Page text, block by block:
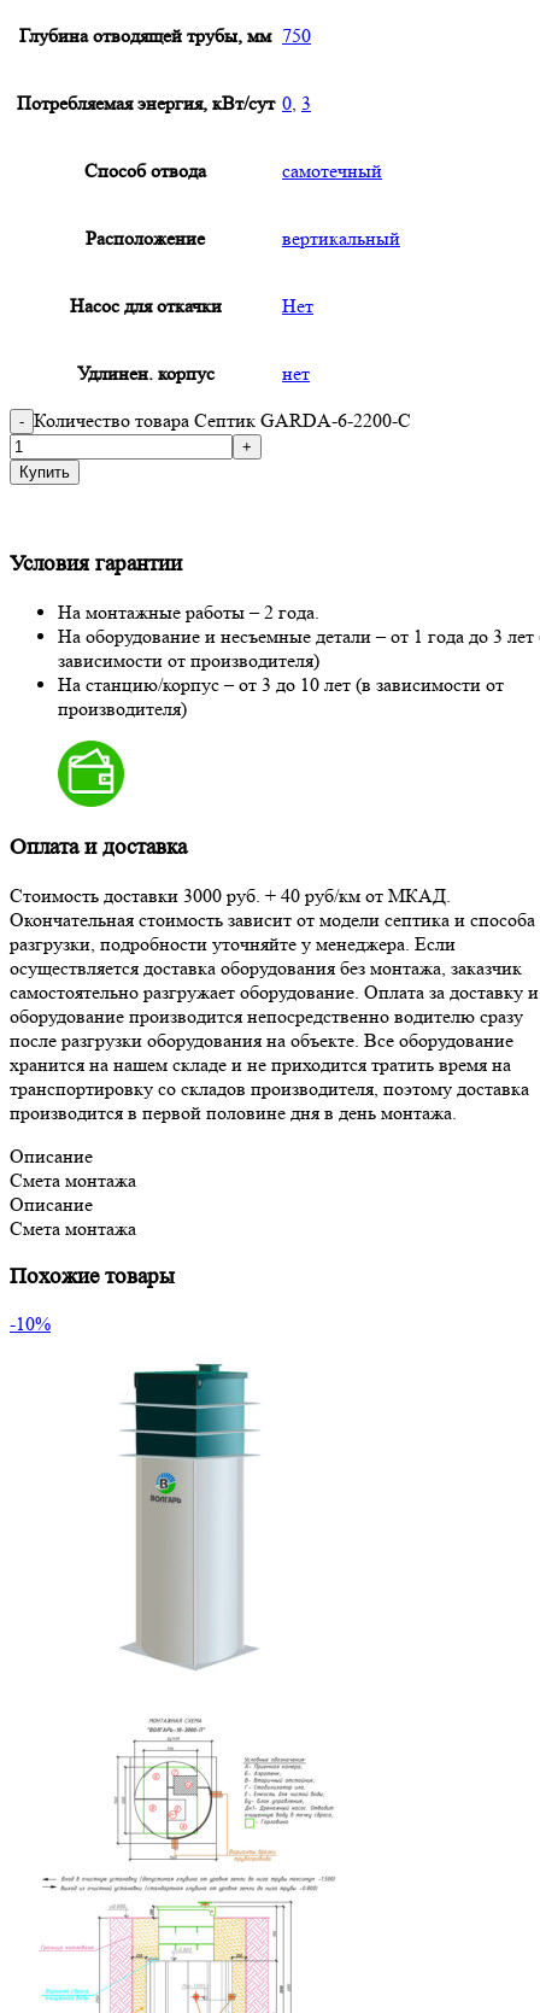
Глубина отводящей трубы, мм 750
Потребляемая энергия, кВт/сут 0, 3
Способ отвода самотечный
Расположение вертикальный
Насос для откачки Нет
Удлинен. корпус нет
Количество товара Септик GARDA-6-2200-С
Купить
Условия гарантии
На монтажные работы – 2 года.
На оборудование и несъемные детали – от 1 года до 3 лет
зависимости от производителя)
На станцию/корпус – от 3 до 10 лет (в зависимости от
производителя)
Оплата и доставка
Стоимость доставки 3000 руб. + 40 руб/км от МКАД.
Окончательная стоимость зависит от модели септика и способа
разгрузки, подробности уточняйте у менеджера. Если
осуществляется доставка оборудования без монтажа, заказчик
самостоятельно разгружает оборудование. Оплата за доставку и
оборудование производится непосредственно водителю сразу
после разгрузки оборудования на объекте. Все оборудование
хранится на нашем складе и не приходится тратить время на
транспортировку со складов производителя, поэтому доставка
производится в первой половине дня в день монтажа.
Описание
Смета монтажа
Описание
Смета монтажа
Похожие товары
-10%